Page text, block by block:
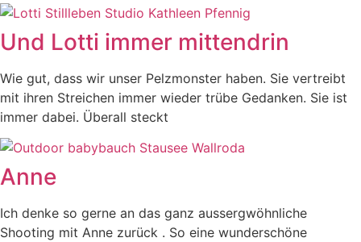
Und Lotti immer mittendrin
Wie gut, dass wir unser Pelzmonster haben. Sie vertreibt
mit ihren Streichen immer wieder trübe Gedanken. Sie ist
immer dabei. Überall steckt
Anne
Ich denke so gerne an das ganz aussergwöhnliche
Shooting mit Anne zurück . So eine wunderschöne